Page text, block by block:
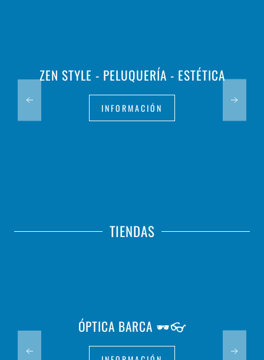
ZEN STYLE - PELUQUERÍA - ESTÉTICA
INFORMACIÓN
TIENDAS
ÓPTICA BARCA 🕶️👓